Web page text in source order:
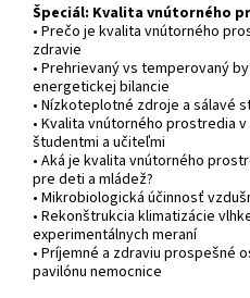
Špeciál: Kvalita vnútorného
• Prečo je kvalita vnútorného
zdravie
• Prehrievaný vs temperovaný
energetickej bilancie
• Nízkoteplotné zdroje a sálavé
• Kvalita vnútorného prostredia
študentmi a učiteľmi
• Aká je kvalita vnútorného
pre deti a mládež?
• Mikrobiologická účinnosť
• Rekonštrukcia klimatizácie
experimentálnych meraní
• Príjemné a zdraviu prospešné
pavilónu nemocnice